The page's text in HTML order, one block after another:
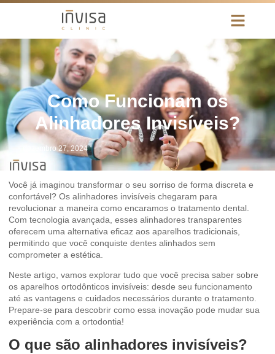
Como Funcionam os
Alinhadores Invisíveis?
dezembro 27, 2024
Você já imaginou transformar o seu sorriso de forma discreta e
confortável? Os alinhadores invisíveis chegaram para
revolucionar a maneira como encaramos o tratamento dental.
Com tecnologia avançada, esses alinhadores transparentes
oferecem uma alternativa eficaz aos aparelhos tradicionais,
permitindo que você conquiste dentes alinhados sem
comprometer a estética.
Neste artigo, vamos explorar tudo que você precisa saber sobre
os aparelhos ortodônticos invisíveis: desde seu funcionamento
até as vantagens e cuidados necessários durante o tratamento.
Prepare-se para descobrir como essa inovação pode mudar sua
experiência com a ortodontia!
O que são alinhadores invisíveis?